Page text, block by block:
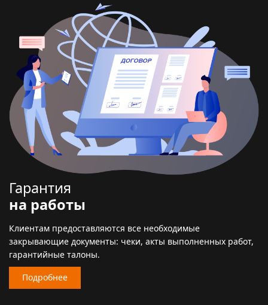
Гарантия
на работы
Клиентам предоставляются все необходимые
закрывающие документы: чеки, акты выполненных работ,
гарантийные талоны.
Подробнее